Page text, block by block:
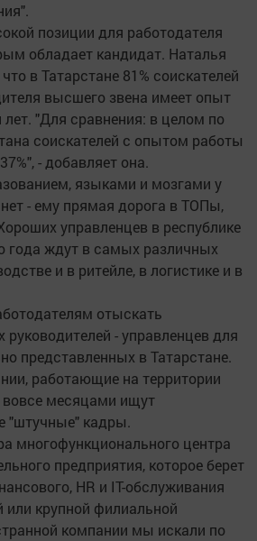
позиции для работодателя
обладает кандидат. Наталья
в Татарстане 81% соискателей
высшего звена имеет опыт
"Для сравнения: в целом по
соискателей с опытом работы
- добавляет она.
языками и мозгами у
- ему прямая дорога в ТОПы,
управленцев в республике
года ждут в самых различных
и в ритейле, в логистике и в
отыскать
- управленцев для
представленных в Татарстане.
работающие на территории
вовсе месяцами ищут
"штучные" кадры.
многофункционального центра
предприятия, которое берет
HR и IT-обслуживания
или крупной филиальной
компании мы искали по